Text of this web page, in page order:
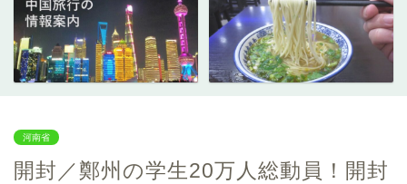
河南省
開封／鄭州の学生20万人総動員！開封